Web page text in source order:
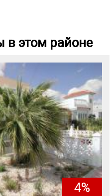
в этом районе
4%